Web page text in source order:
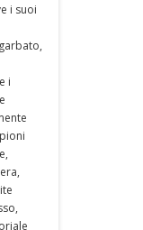
i suoi
i